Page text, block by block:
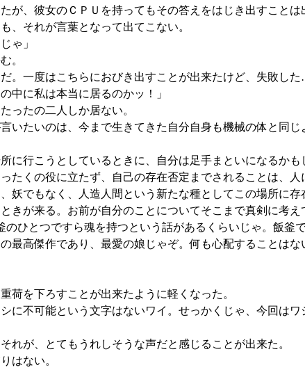
、彼女のＣＰＵを持ってもその答えをはじき出すことは
、それが言葉となって出てこない。
ゃ」
。
一度はこちらにおびき出すことが出来たけど、失敗し
に私は本当に居るのかッ！」
ったの二人しか居ない。
いたいのは、今まで生きてきた自分自身も機械の体と同
行こうとしているときに、自分は足手まといになるか
くの役に立たず、自己の存在否定までされることは、人
妖でもなく、人造人間という新たな種としてこの場所に
きが来る。お前が自分のことについてそこまで真剣に考
のひとつですら魂を持つという話があるくらいじゃ。飯
最高傑作であり、最愛の娘じゃぞ。何も心配することはな
を下ろすことが出来たように軽くなった。
不可能という文字はないワイ。せっかくじゃ、今回はワ
が、とてもうれしそうな声だと感じることが出来た。
はない。